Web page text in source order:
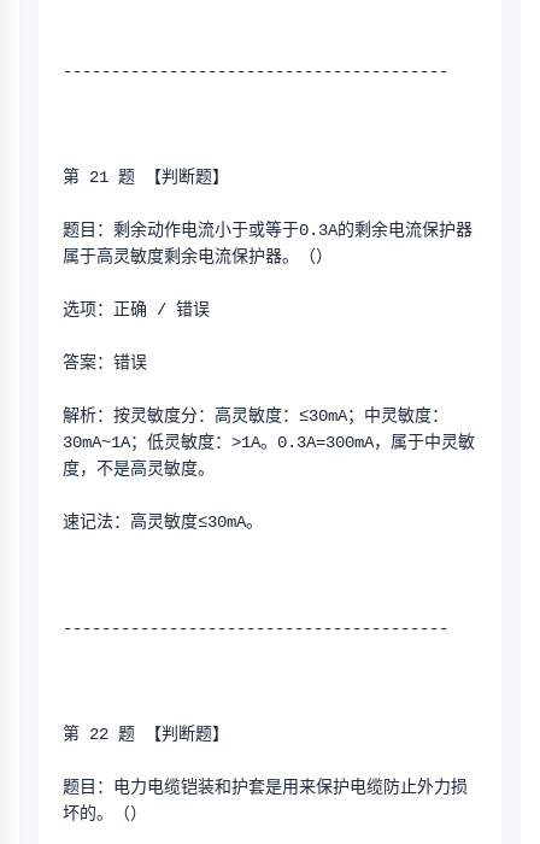
----------------------------------------
第 21 题 【判断题】
题目：剩余动作电流小于或等于0.3A的剩余电流保护器
属于高灵敏度剩余电流保护器。（）
选项：正确 / 错误
答案：错误
解析：按灵敏度分：高灵敏度：≤30mA；中灵敏度：
30mA~1A；低灵敏度：>1A。0.3A=300mA，属于中灵敏
度，不是高灵敏度。
速记法：高灵敏度≤30mA。
----------------------------------------
第 22 题 【判断题】
题目：电力电缆铠装和护套是用来保护电缆防止外力损
坏的。（）